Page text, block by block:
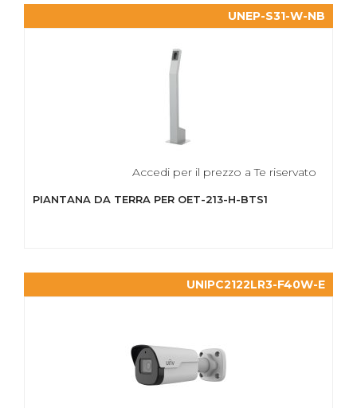
UNEP-S31-W-NB
Accedi per il prezzo a Te riservato
PIANTANA DA TERRA PER OET-213-H-BTS1
UNIPC2122LR3-F40W-E